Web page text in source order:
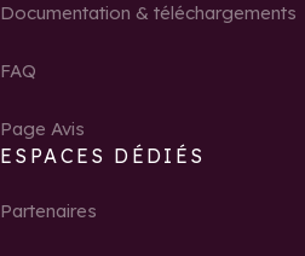
Documentation & téléchargements
FAQ
Page Avis
ESPACES DÉDIÉS
Partenaires